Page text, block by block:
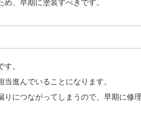
、早期に塗装すべきです。
。
進んでいることになります。
につながってしまうので、早期に修